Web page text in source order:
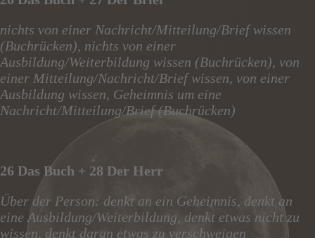
nichts von einer Nachricht/Mitteilung/Brief wissen
(Buchrücken), nichts von einer
Ausbildung/Weiterbildung wissen (Buchrücken), von
einer Mitteilung/Nachricht/Brief wissen, von einer
Ausbildung wissen, Geheimnis um eine
Nachricht/Mitteilung/Brief (Buchrücken)
26 Das Buch + 28 Der Herr
Über der Person: denkt an ein Geheimnis, denkt an
eine Ausbildung/Weiterbildung, denkt etwas nicht zu
wissen, denkt daran etwas zu verschweigen